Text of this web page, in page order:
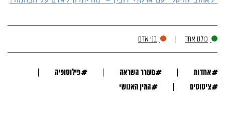
כולנו אחד בני אדם
#אחדות #מעורר השראה #פילוסופיה
#ציטוטים #המין האנושי